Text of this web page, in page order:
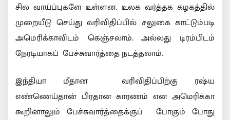
சில வாய்ப்புகளே உள்ளன. உலக வர்த்தக கழகத்தில்
முறையீடு செய்து வரிவிதிப்பில் சலுகை காட்டும்படி
அமெரிக்காவிடம் கெஞ்சலாம். அல்லது டிரம்பிடம்
நேரடியாகப் பேச்சுவார்த்தை நடத்தலாம்.
இந்தியா மீதான வரிவிதிப்பிற்கு ரஷ்ய
எண்ணெய்தான் பிரதான காரணம் என அமெரிக்கா
கூறினாலும் பேச்சுவார்த்தைக்குப் போகும் போது